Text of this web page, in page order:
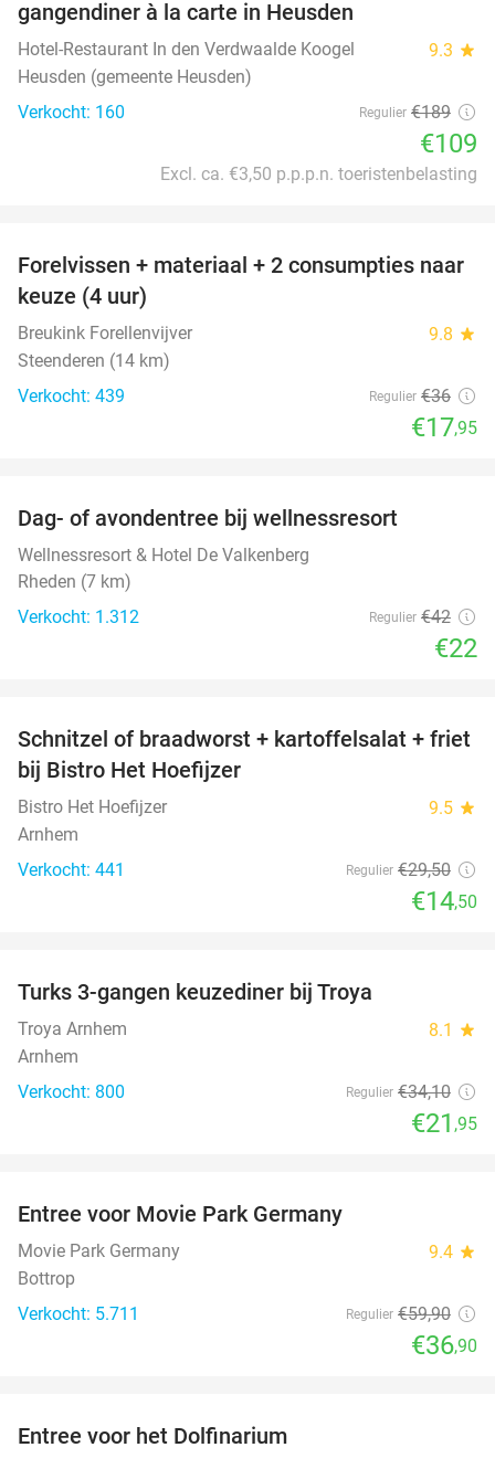
gangendiner à la carte in Heusden
Hotel-Restaurant In den Verdwaalde Koogel 9.3 star
Heusden (gemeente Heusden)
Verkocht: 160
Regulier €189
€109
Excl. ca. €3,50 p.p.p.n. toeristenbelasting
50%
Forelvissen + materiaal + 2 consumpties naar
keuze (4 uur)
Breukink Forellenvijver 9.8 star
Steenderen (14 km)
Verkocht: 439
Regulier €36
€17,95
Dag- of avondentree bij wellnessresort
Wellnessresort & Hotel De Valkenberg
Rheden (7 km)
Verkocht: 1.312
Regulier €42
€22
51%
Schnitzel of braadworst + kartoffelsalat + friet
bij Bistro Het Hoefijzer
Bistro Het Hoefijzer 9.5 star
Arnhem
Verkocht: 441
Regulier €29,50
€14,50
Turks 3-gangen keuzediner bij Troya
Troya Arnhem 8.1 star
Arnhem
Verkocht: 800
Regulier €34,10
€21 ,95
Entree voor Movie Park Germany
Movie Park Germany 9.4 star
Bottrop
Verkocht: 5.711
Regulier €59,90
€36,90
Entree voor het Dolfinarium